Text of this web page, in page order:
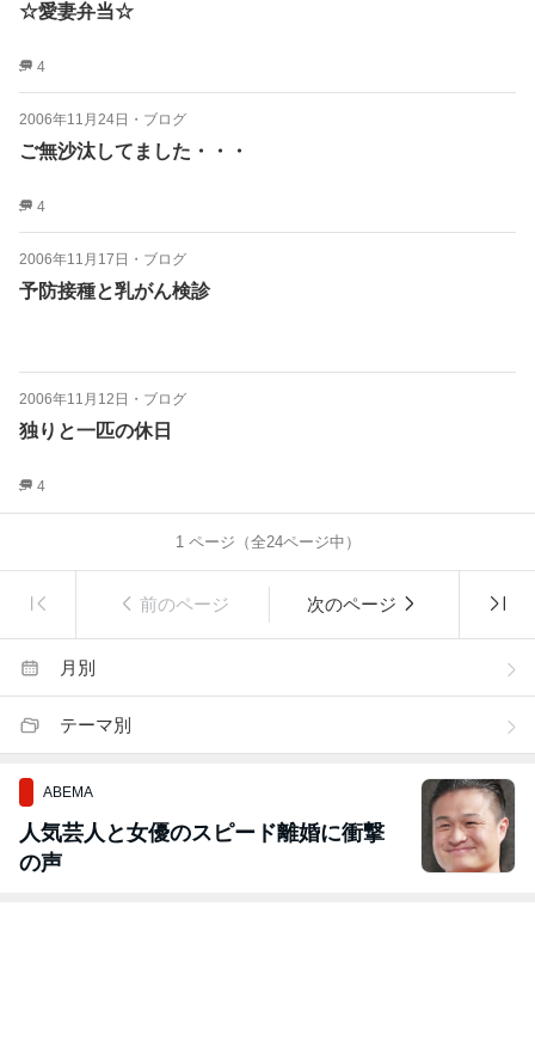
☆愛妻弁当☆
4
2006年11月24日 ・ ブログ
ご無沙汰してました・・・
4
2006年11月17日 ・ ブログ
予防接種と乳がん検診
2006年11月12日 ・ ブログ
独りと一匹の休日
4
1ページ（全24ページ中）
前のページ 次のページ
月別
テーマ別
ABEMA
人気芸人と女優のスピード離婚に衝撃
の声